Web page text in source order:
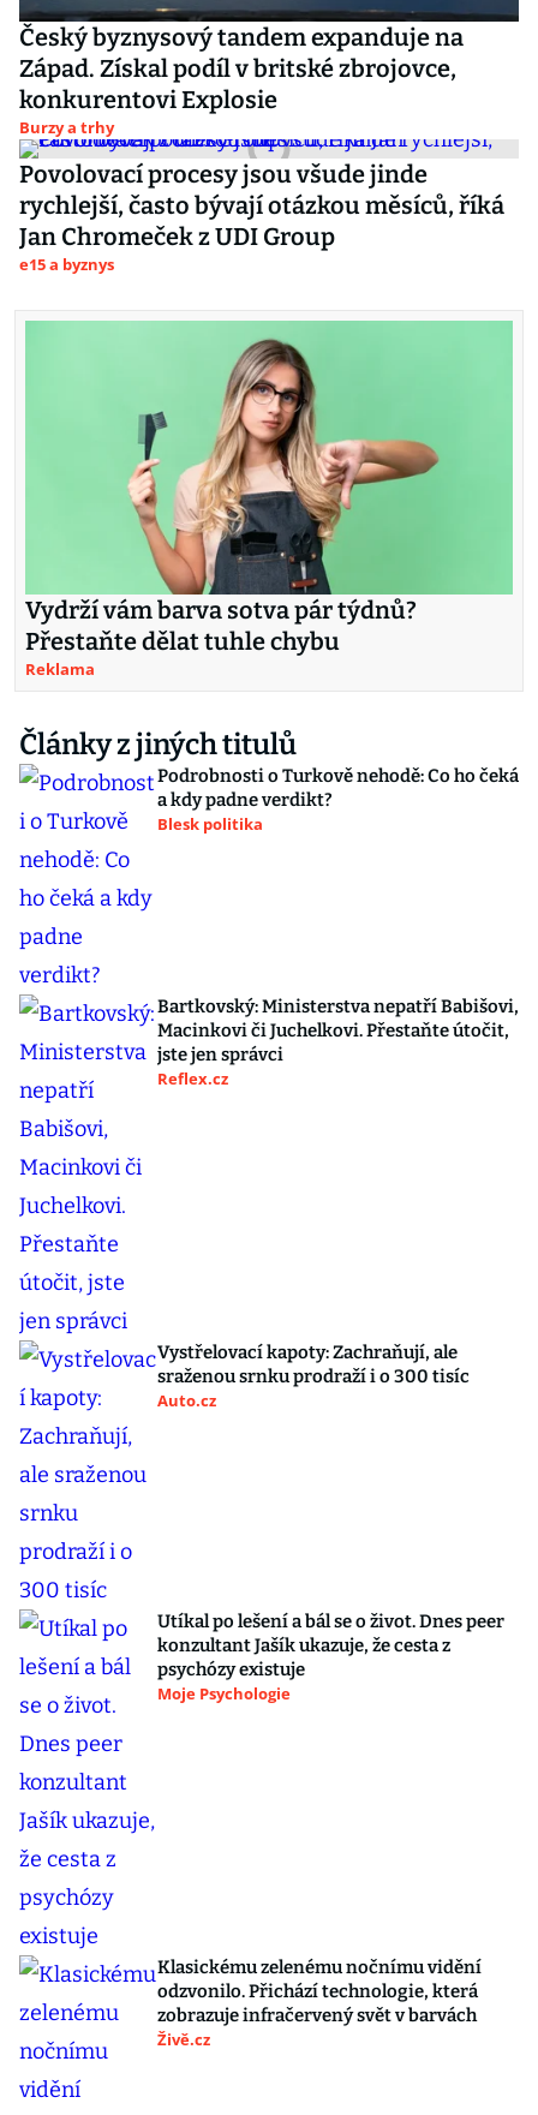
Český byznysový tandem expanduje na
Západ. Získal podíl v britské zbrojovce,
konkurentovi Explosie
Burzy a trhy
Povolovací procesy jsou všude jinde
rychlejší, často bývají otázkou měsíců, říká
Jan Chromeček z UDI Group
e15 a byznys
Vydrží vám barva sotva pár týdnů?
Přestaňte dělat tuhle chybu
Reklama
Články z jiných titulů
Podrobnosti o Turkově nehodě: Co ho čeká
a kdy padne verdikt?
Blesk politika
Bartkovský: Ministerstva nepatří Babišovi,
Macinkovi či Juchelkovi. Přestaňte útočit,
jste jen správci
Reflex.cz
Vystřelovací kapoty: Zachraňují, ale
sraženou srnku prodraží i o 300 tisíc
Auto.cz
Utíkal po lešení a bál se o život. Dnes peer
konzultant Jašík ukazuje, že cesta z
psychózy existuje
Moje Psychologie
Klasickému zelenému nočnímu vidění
odzvonilo. Přichází technologie, která
zobrazuje infračervený svět v barvách
Živě.cz